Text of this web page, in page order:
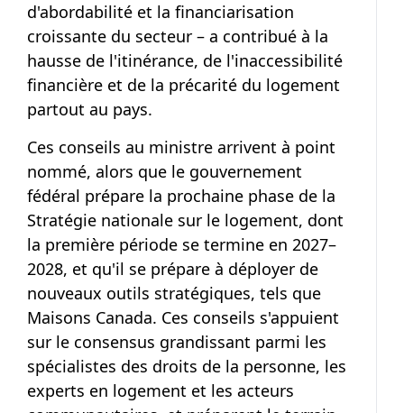
d'abordabilité et la financiarisation
croissante du secteur – a contribué à la
hausse de l'itinérance, de l'inaccessibilité
financière et de la précarité du logement
partout au pays.
Ces conseils au ministre arrivent à point
nommé, alors que le gouvernement
fédéral prépare la prochaine phase de la
Stratégie nationale sur le logement, dont
la première période se termine en 2027–
2028, et qu'il se prépare à déployer de
nouveaux outils stratégiques, tels que
Maisons Canada. Ces conseils s'appuient
sur le consensus grandissant parmi les
spécialistes des droits de la personne, les
experts en logement et les acteurs